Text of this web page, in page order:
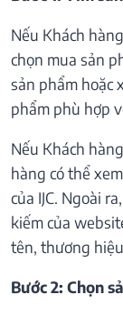
Nếu Khách
chọn mua sản
sản phẩm hoặc
phẩm phù hợp
Nếu Khách
hàng có thể
của IJC. Ngoài
kiếm của
tên, thương
Bước 2: Chọn